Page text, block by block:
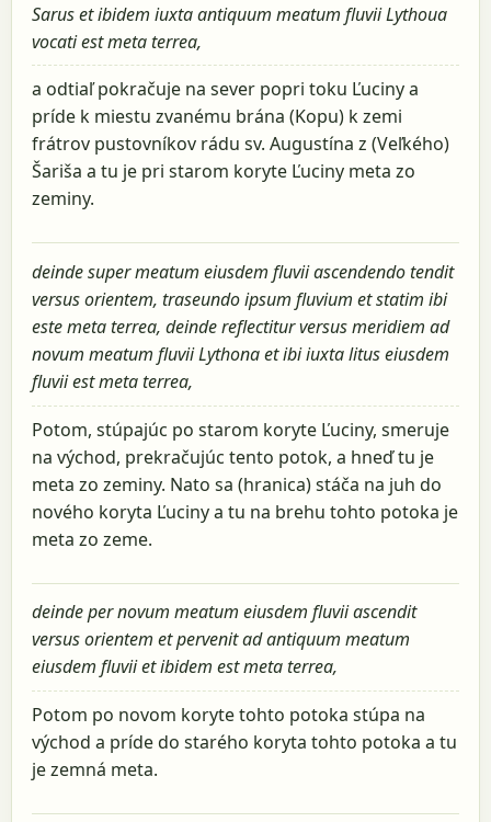
Sarus et ibidem iuxta antiquum meatum fluvii Lythoua
vocati est meta terrea,
a odtiaľ pokračuje na sever popri toku Ľuciny a
príde k miestu zvanému brána (Kopu) k zemi
frátrov pustovníkov rádu sv. Augustína z (Veľkého)
Šariša a tu je pri starom koryte Ľuciny meta zo
zeminy.
deinde super meatum eiusdem fluvii ascendendo tendit
versus orientem, traseundo ipsum fluvium et statim ibi
este meta terrea, deinde reflectitur versus meridiem ad
novum meatum fluvii Lythona et ibi iuxta litus eiusdem
fluvii est meta terrea,
Potom, stúpajúc po starom koryte Ľuciny, smeruje
na východ, prekračujúc tento potok, a hneď tu je
meta zo zeminy. Nato sa (hranica) stáča na juh do
nového koryta Ľuciny a tu na brehu tohto potoka je
meta zo zeme.
deinde per novum meatum eiusdem fluvii ascendit
versus orientem et pervenit ad antiquum meatum
eiusdem fluvii et ibidem est meta terrea,
Potom po novom koryte tohto potoka stúpa na
východ a príde do starého koryta tohto potoka a tu
je zemná meta.